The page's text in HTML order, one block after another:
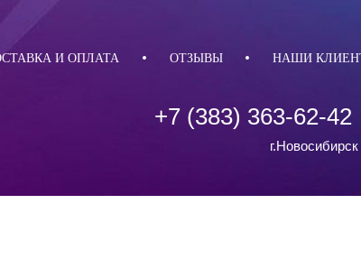
И ОПЛАТА ОТЗЫВЫ НАШИ
+7 (383) 363-62-42